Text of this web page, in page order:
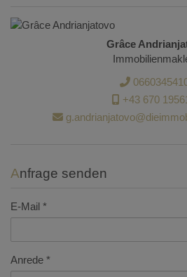
Grâce
+43 670
Anfrage senden
E-Mail
Anrede